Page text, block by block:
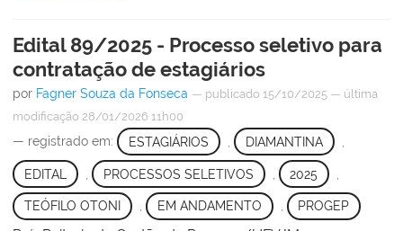
Edital 89/2025 - Processo seletivo para
contratação de estagiários
por Fagner Souza da Fonseca — publicado 15/10/2025 — última
modificação 28/01/2026 11h00
— registrado em: ESTAGIÁRIOS DIAMANTINA
EDITAL PROCESSOS SELETIVOS 2025
TEÓFILO OTONI , EM ANDAMENTO , PROGEP